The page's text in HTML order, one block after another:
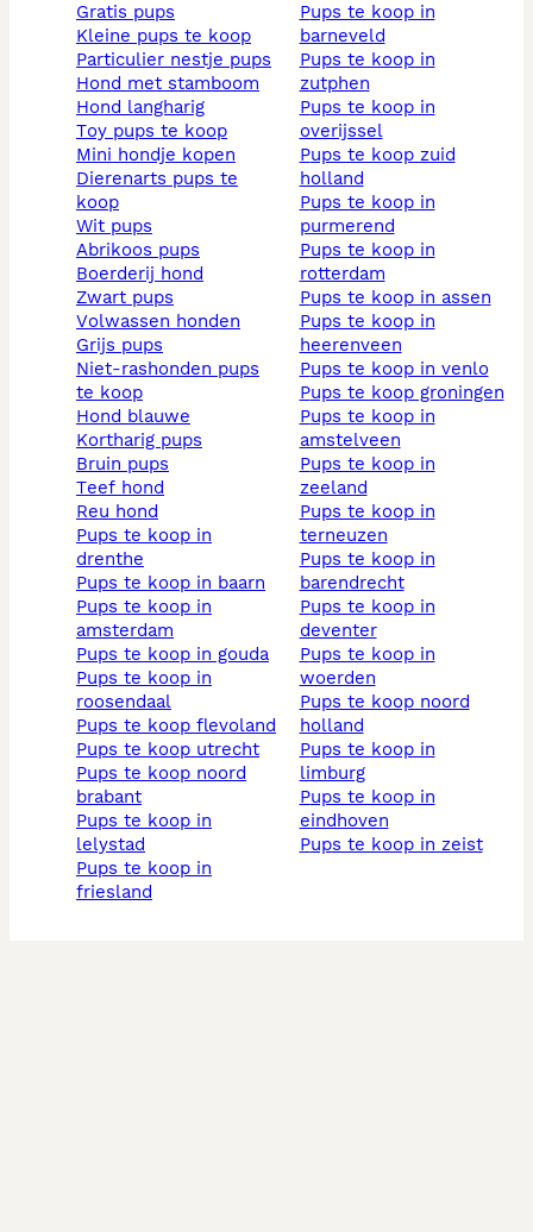
gratis pups
kleine pups te koop
particulier nestje pups
hond met stamboom
hond langharig
toy pups te koop
mini hondje kopen
dierenarts pups te
koop
wit pups
abrikoos pups
boerderij hond
zwart pups
volwassen honden
grijs pups
niet-rashonden pups
te koop
hond blauwe
kortharig pups
bruin pups
teef hond
reu hond
pups te koop in
drenthe
pups te koop in baarn
pups te koop in
amsterdam
pups te koop in gouda
pups te koop in
roosendaal
pups te koop flevoland
pups te koop utrecht
pups te koop noord
brabant
pups te koop in
lelystad
pups te koop in
friesland
pups te koop in
barneveld
pups te koop in
zutphen
pups te koop in
overijssel
pups te koop zuid
holland
pups te koop in
purmerend
pups te koop in
rotterdam
pups te koop in assen
pups te koop in
heerenveen
pups te koop in venlo
pups te koop groningen
pups te koop in
amstelveen
pups te koop in
zeeland
pups te koop in
terneuzen
pups te koop in
barendrecht
pups te koop in
deventer
pups te koop in
woerden
pups te koop noord
holland
pups te koop in
limburg
pups te koop in
eindhoven
pups te koop in zeist